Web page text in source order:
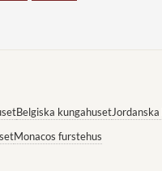
Belgiska kungahuset
Monacos furstehus